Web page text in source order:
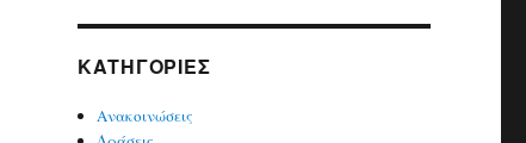
KΑΤΗΓΟΡΊΕΣ
Ανακοινώσεις